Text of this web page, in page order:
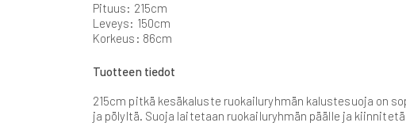
Pituus: 215cm
Leveys: 150cm
Korkeus: 86cm
Tuotteen tiedot
215cm pitkä kesäkaluste ruokailuryhmän kalustesuoja on
ja pölyltä. Suoja laitetaan ruokailuryhmän päälle ja